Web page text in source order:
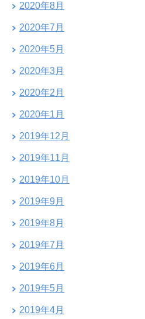
2020年8月
2020年7月
2020年5月
2020年3月
2020年2月
2020年1月
2019年12月
2019年11月
2019年10月
2019年9月
2019年8月
2019年7月
2019年6月
2019年5月
2019年4月